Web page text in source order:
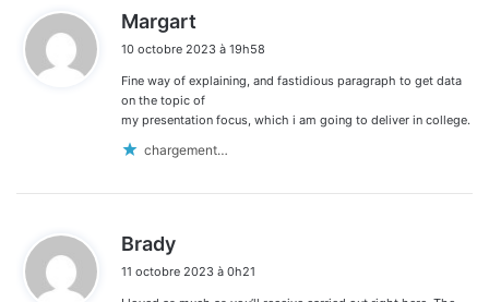
Margart
t
:
10 octobre 2023 à 19h58
Fine way of explaining, and fastidious paragraph to get data
on the topic of
my presentation focus, which i am going to deliver in college.
chargement…
Brady
t
11 octobre 2023 à 0h21